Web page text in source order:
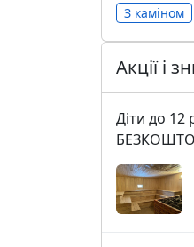
З каміном
Акції і
Діти до 12